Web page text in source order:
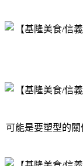
可能是要塑型的